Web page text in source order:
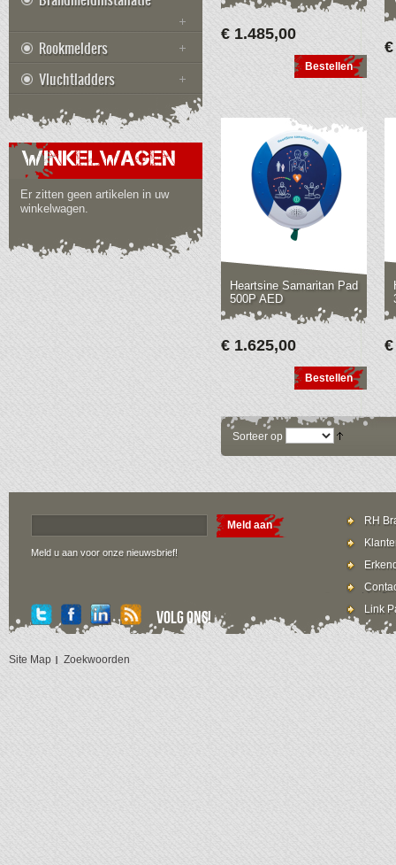
€ 1.485,00
Bestellen
Heartsine Samaritan Pad
500P AED
€ 1.625,00
Bestellen
Sorteer op
Rookmelders
Vluchtladders
WINKELWAGEN
Er zitten geen artikelen in uw
winkelwagen.
Meld aan
Meld u aan voor onze nieuwsbrief!
RH
Link
Volg ons!
Site Map Zoekwoorden